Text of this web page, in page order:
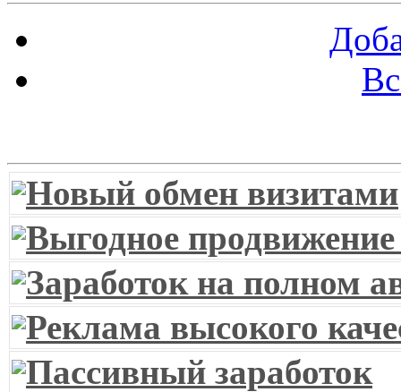
Новый обмен визитами
Выгодное продвижение
Заработок на полном
Реклама высокого
Пассивный заработок